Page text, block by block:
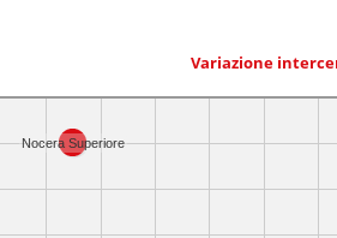
Variazione
Nocera Superiore